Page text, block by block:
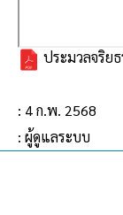
ประมวลจริย
: 4 ก.พ. 2568
: ผู้ดูแลระบบ